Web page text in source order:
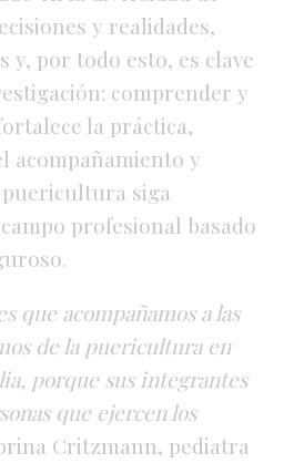
y realidades,
y, por todo esto, es clave
comprender y
la práctica,
acompañamiento y
siga
profesional basado
que acompañamos a las
de la puericultura en
porque sus integrantes
que ejercen los
Critzmann, pediatra